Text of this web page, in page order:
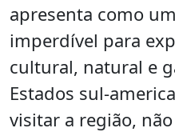
apresenta como
imperdível para
cultural, natural e
Estados sul-
visitar a região,